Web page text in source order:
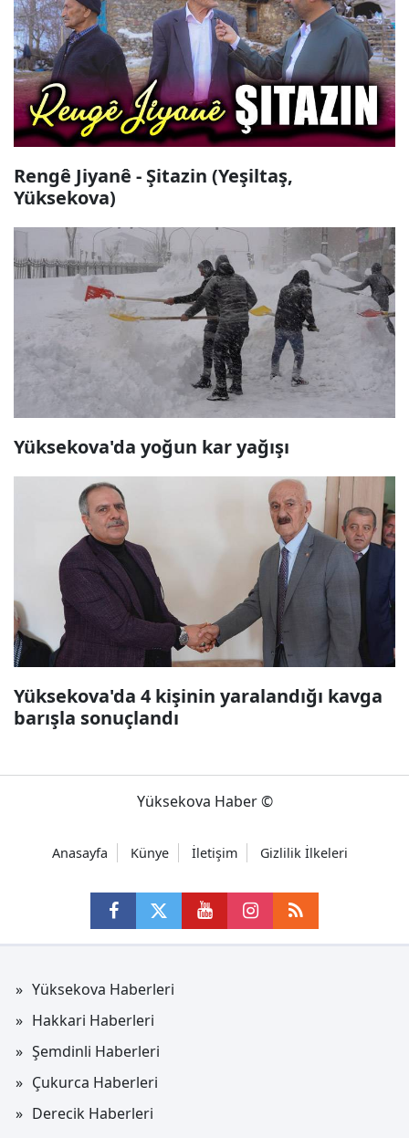
Rengê Jiyanê - Şitazin (Yeşiltaş,
Yüksekova)
Yüksekova'da yoğun kar yağışı
Yüksekova'da 4 kişinin yaralandığı kavga
barışla sonuçlandı
Yüksekova Haber ©
Anasayfa Künye İletişim Gizlilik İlkeleri
Yüksekova Haberleri
Hakkari Haberleri
Şemdinli Haberleri
Çukurca Haberleri
Derecik Haberleri